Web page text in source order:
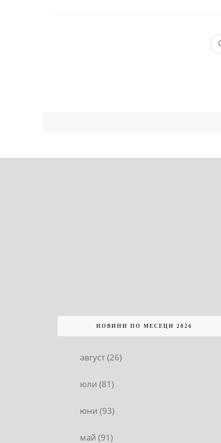
НОВИНИ ПО МЕСЕЦИ 2026
август (26)
юли (81)
юни (93)
май (91)